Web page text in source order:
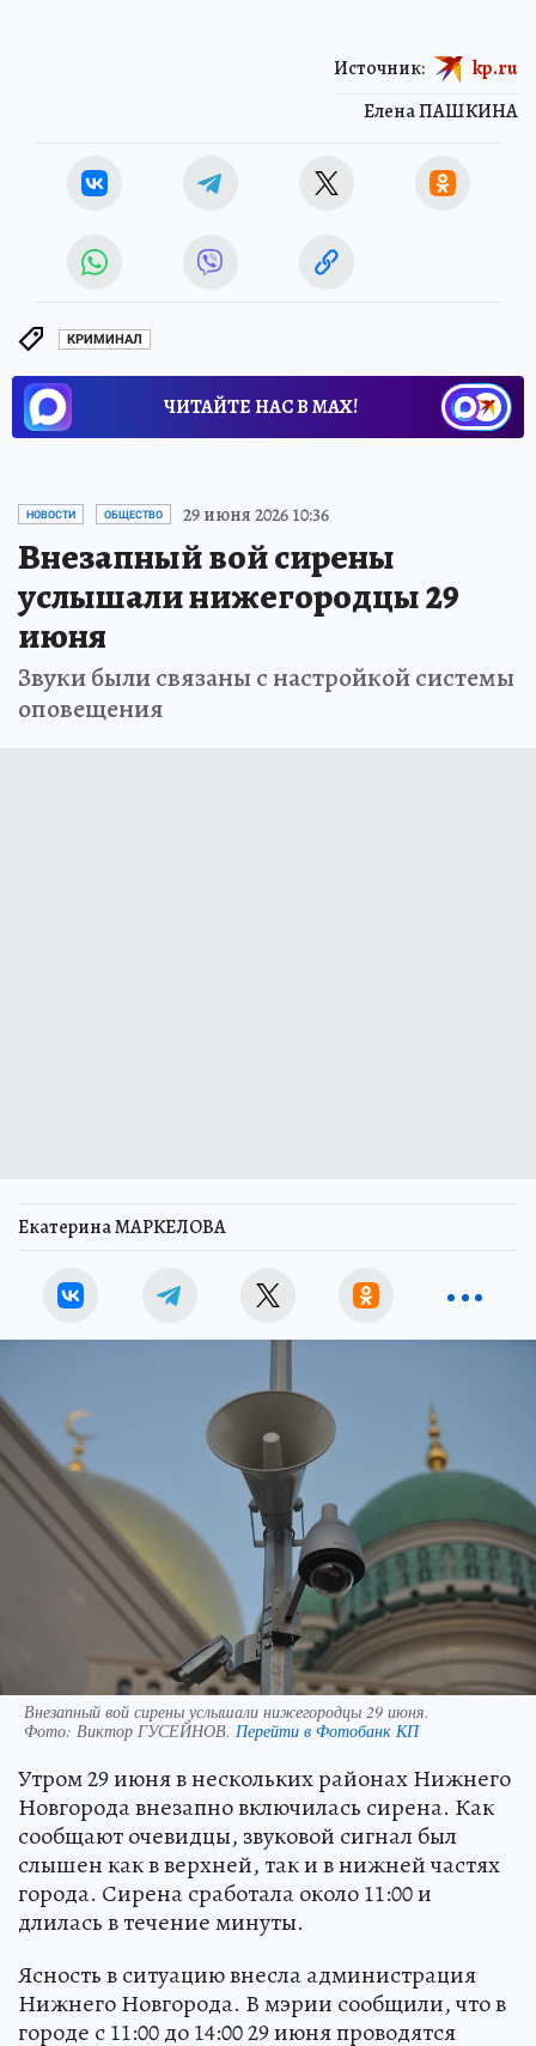
Елена ПАШКИНА
Источник: kp.ru
КРИМИНАЛ
ЧИТАЙТЕ НАС В МАХ!
НОВОСТИ ОБЩЕСТВО 29 июня 2026 10:36
Внезапный вой сирены
услышали нижегородцы 29
июня
Звуки были связаны с настройкой системы
оповещения
Екатерина МАРКЕЛОВА
Внезапный вой сирены услышали нижегородцы 29 июня.
Фото: Виктор ГУСЕЙНОВ. Перейти в Фотобанк КП
Утром 29 июня в нескольких районах Нижнего
Новгорода внезапно включилась сирена. Как
сообщают очевидцы, звуковой сигнал был
слышен как в верхней, так и в нижней частях
города. Сирена сработала около 11:00 и
длилась в течение минуты.
Ясность в ситуацию внесла администрация
Нижнего Новгорода. В мэрии сообщили, что в
городе с 11:00 до 14:00 29 июня проводятся